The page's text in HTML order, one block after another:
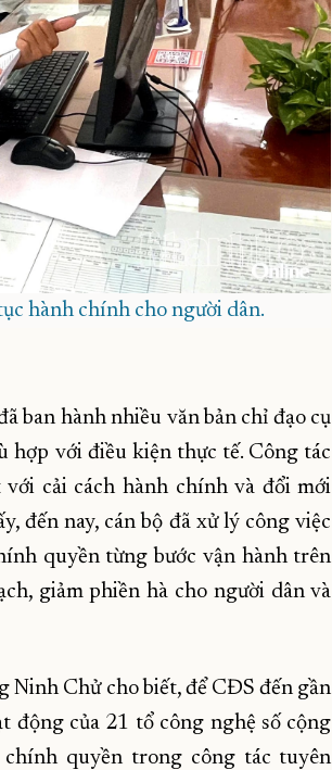
hành chính cho người dân.
ban hành nhiều văn bản chỉ đạo cụ
hợp với điều kiện thực tế. Công tác
cải cách hành chính và đổi mới
đến nay, cán bộ đã xử lý công việc
quyền từng bước vận hành trên
giảm phiền hà cho người dân và
Chử cho biết, để CĐS đến gần
động của 21 tổ công nghệ số cộng
chính quyền trong công tác tuyên